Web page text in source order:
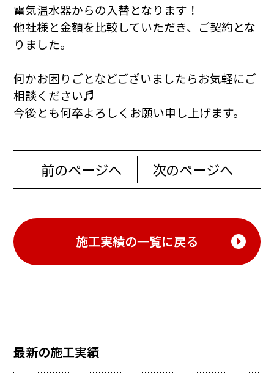
電気温水器からの入替となります！
他社様と金額を比較していただき、ご契約とな
りました。
何かお困りごとなどございましたらお気軽にご
相談ください♬
今後とも何卒よろしくお願い申し上げます。
前のページへ 次のページへ
施工実績の一覧に戻る
最新の施工実績